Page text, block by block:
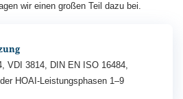
wir einen großen Teil dazu bei.
VDI 3814, DIN EN ISO 16484,
HOAI-Leistungsphasen 1–9